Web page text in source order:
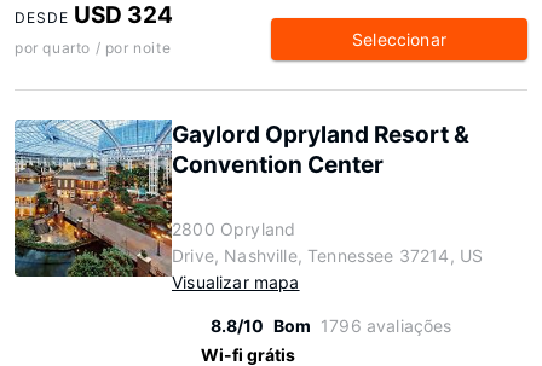
DESDE USD 324
por quarto / por noite Seleccionar
Gaylord Opryland Resort &
Convention Center
2800 Opryland
Drive, Nashville, Tennessee 37214, US
Visualizar mapa
8.8/10 Bom 1796 avaliações
Wi-fi grátis